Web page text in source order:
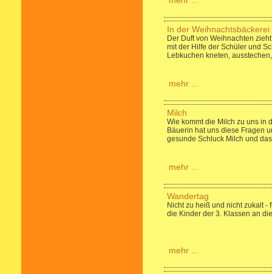
In der Weihnachtsbäckerei
Der Duft von Weihnachten
mit der Hilfe der Schüler und
Lebkuchen kneten,
mehr ...
Milch
Wie kommt die Milch zu uns in
Bäuerin hat uns diese Fragen
gesunde Schluck Milch und das
mehr ...
Wandertag
Nicht zu heiß und nicht zukalt -
die Kinder der 3. Klassen an
mehr ...